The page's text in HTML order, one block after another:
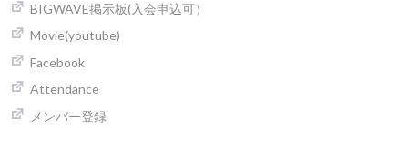
BIGWAVE掲示板(入会申込可）
Movie(youtube)
Facebook
Attendance
メンバー登録